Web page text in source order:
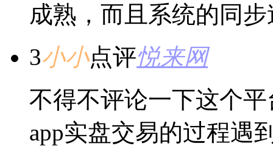
成熟，而且系统的同
3小小点评悦来网
不得不评论一下这个
app实盘交易的过程遇